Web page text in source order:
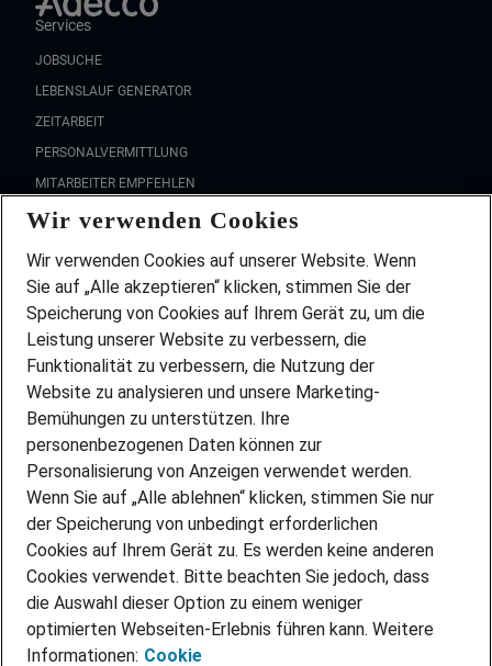
Services
JOBSUCHE
LEBENSLAUF GENERATOR
ZEITARBEIT
PERSONALVERMITTLUNG
MITARBEITER EMPFEHLEN
FAQ
Wir stellen ein!
DEINE BERUFSGRUPPE
DEINE LEBENSSITUATION
PARTNERSHIP WITH AIRBUS
INITIATIV BEWERBEN
ÜBER UNS
STANDORTE
BLOG
PRESSE
KONTAKT
@Adecco 2026
Wir verwenden Cookies
Wir verwenden Cookies auf unserer Website. Wenn
Sie auf „Alle akzeptieren“ klicken, stimmen Sie der
Speicherung von Cookies auf Ihrem Gerät zu, um die
Leistung unserer Website zu verbessern, die
Funktionalität zu verbessern, die Nutzung der
Website zu analysieren und unsere Marketing-
Bemühungen zu unterstützen. Ihre
personenbezogenen Daten können zur
Personalisierung von Anzeigen verwendet werden.
Wenn Sie auf „Alle ablehnen“ klicken, stimmen Sie nur
der Speicherung von unbedingt erforderlichen
Cookies auf Ihrem Gerät zu. Es werden keine anderen
Cookies verwendet. Bitte beachten Sie jedoch, dass
die Auswahl dieser Option zu einem weniger
optimierten Webseiten-Erlebnis führen kann. Weitere
Informationen: Cookie